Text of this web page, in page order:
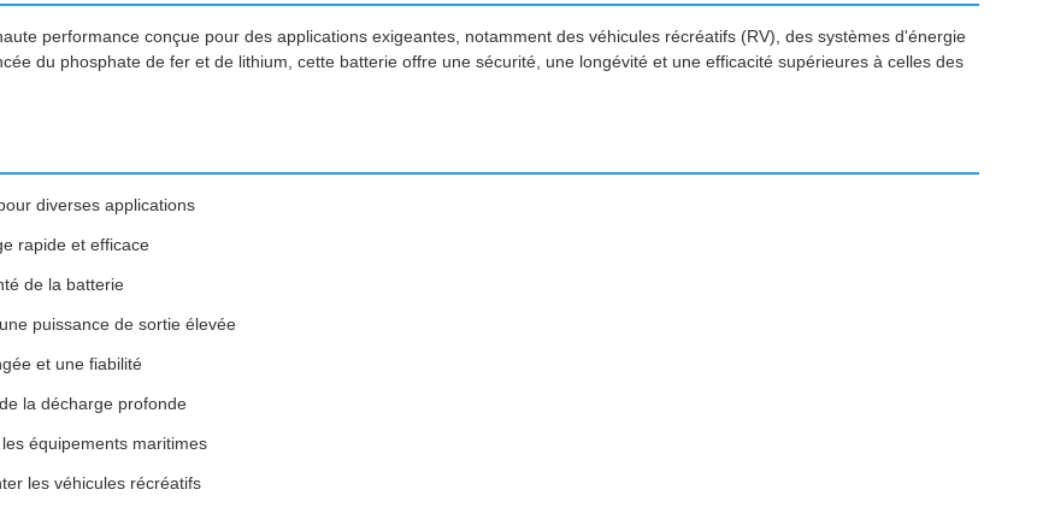
performance conçue pour des applications exigeantes, notamment des véhicules récréatifs (RV), des systèmes d'énergie
du phosphate de fer et de lithium, cette batterie offre une sécurité, une longévité et une efficacité supérieures à celles des
diverses applications
rapide et efficace
de la batterie
puissance de sortie élevée
et une fiabilité
la décharge profonde
équipements maritimes
les véhicules récréatifs